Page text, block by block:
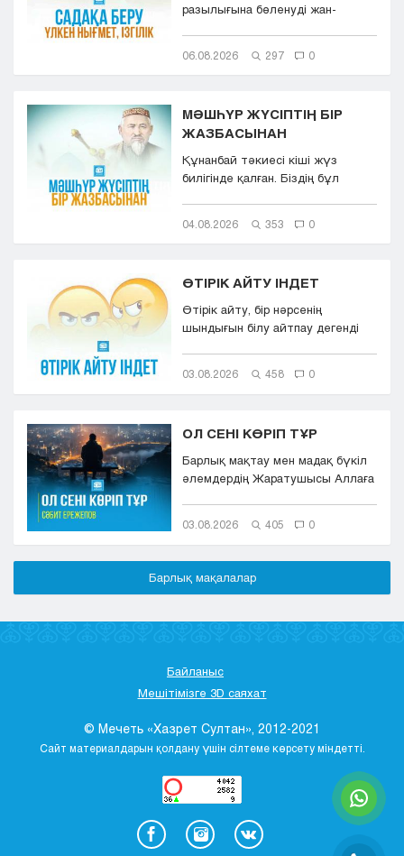
разылығына бөленуді жан-
06.08.2026 297 0
МӘШҺҮР ЖҮСІПТІҢ БІР
ЖАЗБАСЫНАН
Құнанбай тәкиесі кіші жүз
билігінде қалған. Біздің бұл
04.08.2026 353 0
ӨТІРІК АЙТУ ІНДЕТ
Өтірік айту, бір нәрсенің
шындығын білу айтпау дегенді
03.08.2026 458 0
ОЛ СЕНІ КӨРІП ТҰР
Барлық мақтау мен мадақ бүкіл
әлемдердің Жаратушысы Аллаға
03.08.2026 405 0
Барлық мақалалар
Байланыс
Мешітімізге 3D саяхат
© Мечеть «Хазрет Султан», 2012-2021
Сайт материалдарын қолдану үшін сілтеме көрсету міндетті.